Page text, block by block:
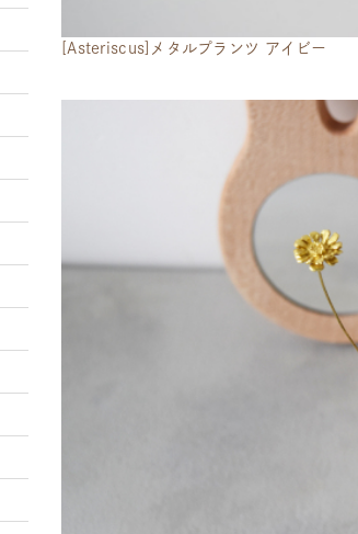
[Asteriscus]メタルプランツ アイビー